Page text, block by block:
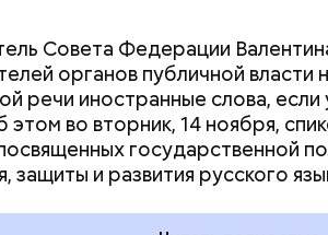
и День поцелуев
какие праздники
в России и мире 3
Совета Федерации
органов публичной власти
речи иностранные слова, если
этом во вторник, 14 ноября,
государственной
защиты и развития русского